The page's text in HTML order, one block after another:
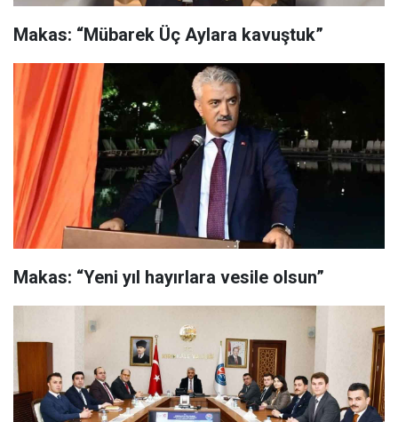
Makas: “Mübarek Üç Aylara kavuştuk”
Makas: “Yeni yıl hayırlara vesile olsun”